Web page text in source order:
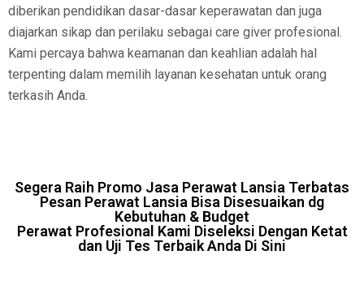
diberikan pendidikan dasar-dasar keperawatan dan juga
diajarkan sikap dan perilaku sebagai care giver profesional.
Kami percaya bahwa keamanan dan keahlian adalah hal
terpenting dalam memilih layanan kesehatan untuk orang
terkasih Anda.
Segera Raih Promo Jasa Perawat Lansia Terbatas
Pesan Perawat Lansia Bisa Disesuaikan dg
Kebutuhan & Budget
Perawat Profesional Kami Diseleksi Dengan Ketat
dan Uji Tes Terbaik Anda Di Sini